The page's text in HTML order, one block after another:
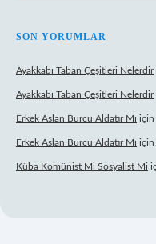
SON YORUMLAR
Ayakkabı Taban Çeşitleri Nelerdir
Ayakkabı Taban Çeşitleri Nelerdir
Erkek Aslan Burcu Aldatır Mı için
Erkek Aslan Burcu Aldatır Mı için
Küba Komünist Mi Sosyalist Mi